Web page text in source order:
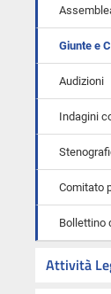
Giunte e
Audizioni
Indagini
Comitato
Bollettino
Attività